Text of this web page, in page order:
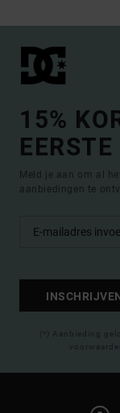
15%
Meld je aan om al
aanbiedingen te
(*) Aanbieding